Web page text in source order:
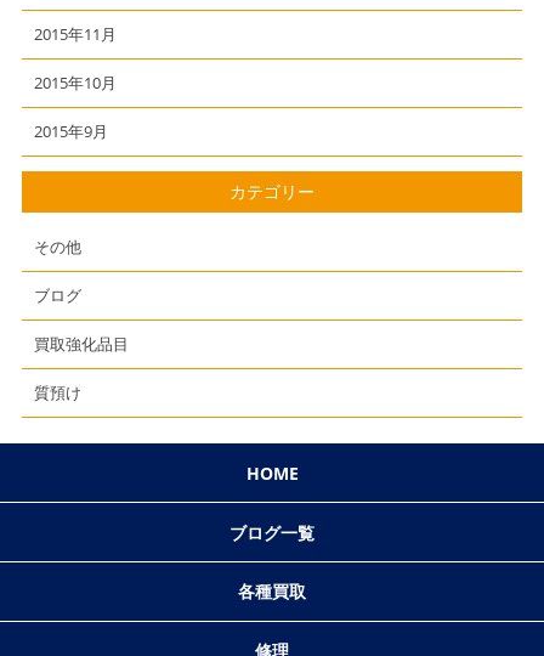
2015年11月
2015年10月
2015年9月
カテゴリー
その他
ブログ
買取強化品目
質預け
HOME
ブログ一覧
各種買取
修理